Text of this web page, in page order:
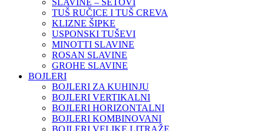
SLAVINE – SETOVI
TUŠ RUČICE I TUŠ CREVA
KLIZNE ŠIPKE
USPONSKI TUŠEVI
MINOTTI SLAVINE
ROSAN SLAVINE
GROHE SLAVINE
BOJLERI
BOJLERI ZA KUHINJU
BOJLERI VERTIKALNI
BOJLERI HORIZONTALNI
BOJLERI KOMBINOVANI
BOJLERI VELIKE LITRAŽE